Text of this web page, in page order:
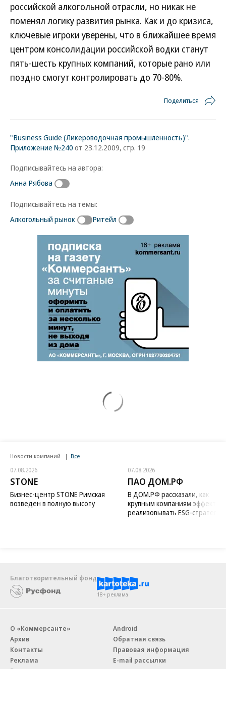
российской алкогольной отрасли, но никак не
поменял логику развития рынка. Как и до кризиса,
ключевые игроки уверены, что в ближайшее время
центром консолидации российской водки станут
пять-шесть крупных компаний, которые рано или
поздно смогут контролировать до 70-80%.
Поделиться
"Business Guide (Ликероводочная промышленность)".
Приложение №240 от 23.12.2009, стр. 19
Подписывайтесь на автора:
Анна Рябова
Подписывайтесь на темы:
Алкогольный рынок
Ритейл
Новости компаний Все
07.08.2026
STONE
Бизнес-центр STONE Римская
возведен в полную высоту
07.08.2026
ПАО ДОМ.РФ
В ДОМ.РФ рассказали, как
крупным компаниям
реализовывать ESG-стратегию
Благотворительный фонд
18+ реклама
О «Коммерсанте»
Архив
Контакты
Реклама
Вакансии
Android
Обратная связь
Правовая информация
E-mail рассылки